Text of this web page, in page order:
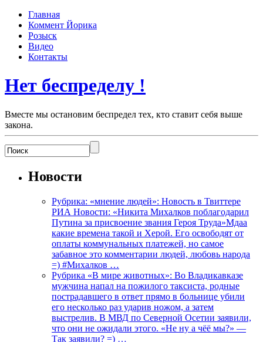
Главная
Коммент Йорика
Розыск
Видео
Контакты
Нет беспределу !
Вместе мы остановим беспредел тех, кто ставит себя выше
закона.
Новости
Рубрика: «мнение людей»: Новость в Твиттере
РИА Новости: «Никита Михалков поблагодарил
Путина за присвоение звания Героя Труда»Мдаа
какие времена такой и Херой. Его освободят от
оплаты коммунальных платежей, но самое
забавное это комментарии людей, любовь народа
=) #Михалков …
Рубрика «В мире животных»: Во Владикавказе
мужчина напал на пожилого таксиста, родные
пострадавшего в ответ прямо в больнице убили
его несколько раз ударив ножом, а затем
выстрелив. В МВД по Северной Осетии заявили,
что они не ожидали этого. «Не ну а чёё мы?» —
Так заявили? =) …